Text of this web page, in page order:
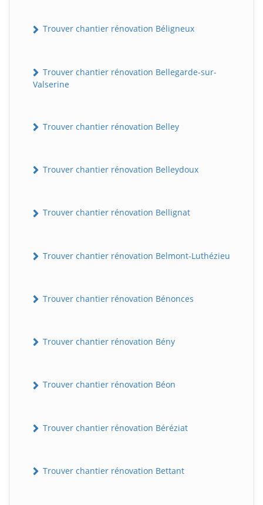
Trouver chantier rénovation Béligneux
Trouver chantier rénovation Bellegarde-sur-
Valserine
Trouver chantier rénovation Belley
Trouver chantier rénovation Belleydoux
Trouver chantier rénovation Bellignat
Trouver chantier rénovation Belmont-Luthézieu
Trouver chantier rénovation Bénonces
Trouver chantier rénovation Bény
Trouver chantier rénovation Béon
Trouver chantier rénovation Béréziat
Trouver chantier rénovation Bettant